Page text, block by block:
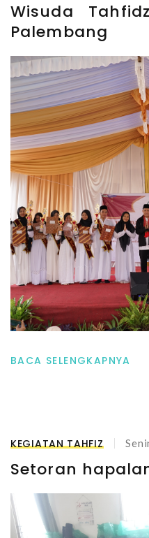
Wisuda
Palembang
BACA SELENGKAPNYA
KEGIATAN TAHFIZ
Setoran